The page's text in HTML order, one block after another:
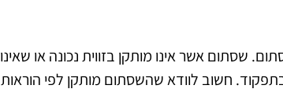
שסתום אשר אינו מותקן בזווית נכונה או שאינו
חשוב לוודא שהשסתום מותקן לפי הוראות